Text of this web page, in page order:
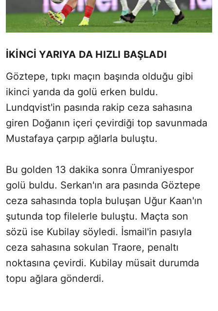
İKİNCİ YARIYA DA HIZLI BAŞLADI
Göztepe, tıpkı maçın başında olduğu gibi
ikinci yarıda da golü erken buldu.
Lundqvist'in pasında rakip ceza sahasına
giren Doğanın içeri çevirdiği top savunmada
Mustafaya çarpıp ağlarla buluştu.
Bu golden 13 dakika sonra Ümraniyespor
golü buldu. Serkan'ın ara pasında Göztepe
ceza sahasında topla buluşan Uğur Kaan'ın
şutunda top filelerle buluştu. Maçta son
sözü ise Kubilay söyledi. İsmail'in pasıyla
ceza sahasına sokulan Traore, penaltı
noktasına çevirdi. Kubilay müsait durumda
topu ağlara gönderdi.